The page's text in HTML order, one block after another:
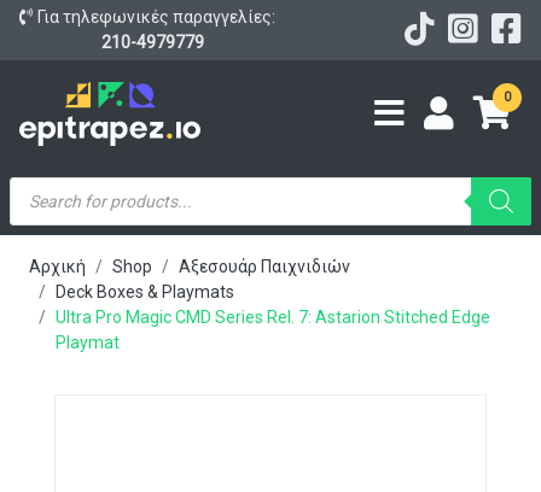
Για τηλεφωνικές παραγγελίες:
210-4979779
0
Products
search
Αρχική Shop
Αξεσουάρ Παιχνιδιών
Deck Boxes & Playmats
Ultra Pro Magic CMD Series Rel. 7: Astarion Stitched Edge
Playmat